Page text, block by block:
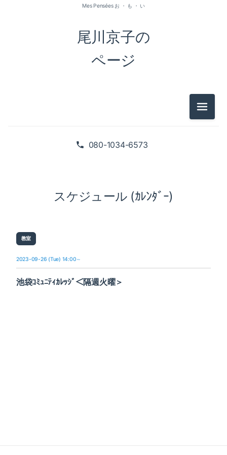
080-1034-6573
尾川京子の
ページ
Mes Pensées お ・ も ・ い
メニュ
スケジュール (ｶﾚﾝﾀﾞｰ)
教室
2023-09-26 (Tue) 14:00～
池袋ｺﾐｭﾆﾃｨｶﾚｯｼﾞ＜隔週火曜＞